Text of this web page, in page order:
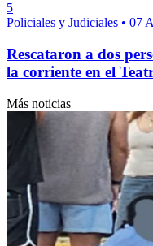
5
Policiales y Judiciales • 07
Rescataron a dos
la corriente en el
Más noticias